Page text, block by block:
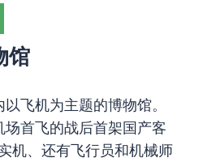
馆
飞机为主题的博物馆。
场首飞的战后首架国产客
机、还有飞行员和机械师